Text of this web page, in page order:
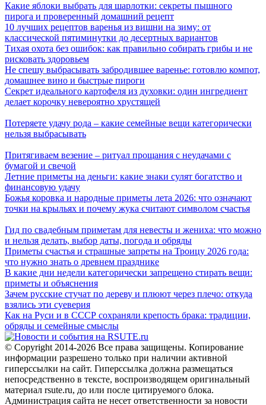
Какие яблоки выбрать для шарлотки: секреты пышного
пирога и проверенный домашний рецепт
10 лучших рецептов варенья из вишни на зиму: от
классической пятиминутки до десертных вариантов
Тихая охота без ошибок: как правильно собирать грибы и не
рисковать здоровьем
Не спешу выбрасывать забродившее варенье: готовлю компот,
домашнее вино и быстрые пироги
Секрет идеального картофеля из духовки: один ингредиент
делает корочку невероятно хрустящей
Потеряете удачу рода – какие семейные вещи категорически
нельзя выбрасывать
Притягиваем везение – ритуал прощания с неудачами с
бумагой и свечой
Летние приметы на деньги: какие знаки сулят богатство и
финансовую удачу
Божья коровка и народные приметы лета 2026: что означают
точки на крыльях и почему жука считают символом счастья
Гид по свадебным приметам для невесты и жениха: что можно
и нельзя делать, выбор даты, погода и обряды
Приметы счастья и страшные запреты на Троицу 2026 года:
что нужно знать о древнем празднике
В какие дни недели категорически запрещено стирать вещи:
приметы и объяснения
Зачем русские стучат по дереву и плюют через плечо: откуда
взялись эти суеверия
Как на Руси и в СССР сохраняли крепость брака: традиции,
обряды и семейные смыслы
© Copyright 2014-2026 Все права защищены. Копирование
информации разрешено только при наличии активной
гиперссылки на сайт. Гиперссылка должна размещаться
непосредственно в тексте, воспроизводящем оригинальный
материал rsute.ru, до или после цитируемого блока.
Администрация сайта не несет ответственности за новости